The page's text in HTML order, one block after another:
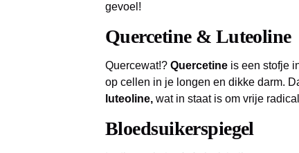
gevoel!
Quercetine & Luteoline
Quercewat!? Quercetine is een stofje
op cellen in je longen en dikke darm.
luteoline, wat in staat is om vrije
Bloedsuikerspiegel